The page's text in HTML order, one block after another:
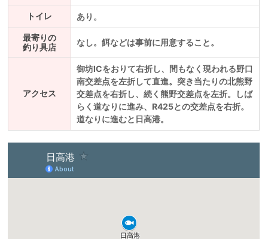
トイレ あり。
最寄りの
釣り具店
なし。餌などは事前に用意すること。
アクセス
御坊ICをおりて右折し、間もなく現われる野口
南交差点を左折して直進。突き当たりの北熊野
交差点を右折し、続く熊野交差点を左折。しば
らく道なりに進み、R425との交差点を右折。
道なりに進むと日高港。